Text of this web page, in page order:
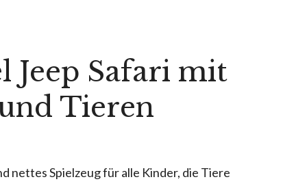
Jeep Safari mit
Tieren
nettes Spielzeug für alle Kinder, die Tiere